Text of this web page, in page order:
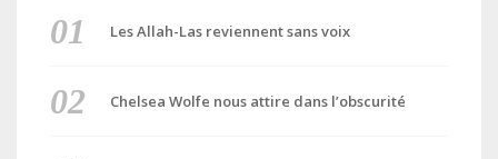
Les Allah-Las reviennent sans voix
Chelsea Wolfe nous attire dans l’obscurité